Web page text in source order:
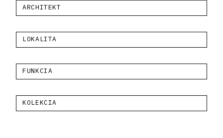
ARCHITEKT
LOKALITA
FUNKCIA
KOLEKCIA